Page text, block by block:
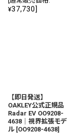
¥37,730]
【即日発送】
OAKLEY公式正規品
Radar EV OO9208-
4638｜視界拡張モデ
ル [OO9208-4638]